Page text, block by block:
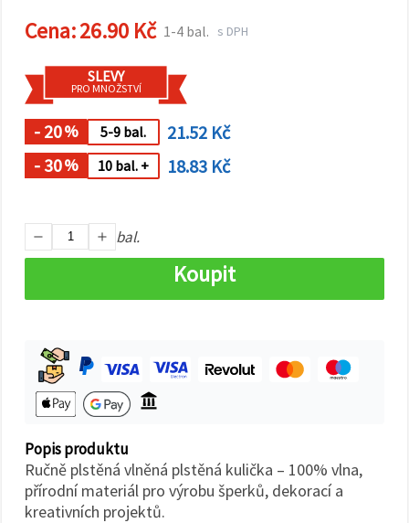
vše!" Nebo
můžete
preference v
Nastavení
výběrem
cookies a
kliknutím
na tlačítko
Přijmout
vše
Cena:26.90 Kč 1-4 bal. s DPH
SLEVY
PRO MNOŽSTVÍ
- 20% 5-9 bal.
21.52 Kč
- 30% 10 bal. + 18.83 Kč
bal.
Koupit
Popis produktu
Ručně plstěná vlněná plstěná kulička – 100% vlna,
přírodní materiál pro výrobu šperků, dekorací a
kreativních projektů.